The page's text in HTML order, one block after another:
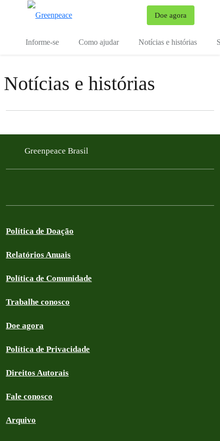
Doe agora
Informe-se Como ajudar Notícias e histórias
Notícias e histórias
Filter posts
Greenpeace Brasil
Política de Doação
Relatórios Anuais
Política de Comunidade
Trabalhe conosco
Doe agora
Política de Privacidade
Direitos Autorais
Fale conosco
Arquivo